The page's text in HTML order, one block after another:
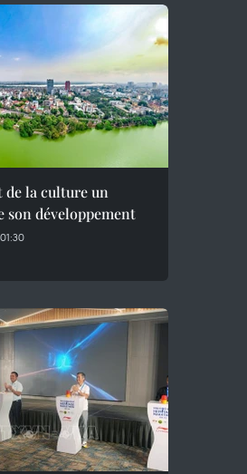
de la culture un
son développement